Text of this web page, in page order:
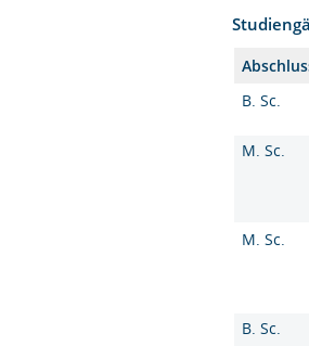
B. Sc.
M. Sc.
M. Sc.
B. Sc.